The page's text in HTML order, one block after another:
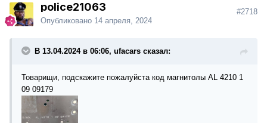
police21063
Опубликовано 14 апреля, 2024
#2718
В 13.04.2024 в 06:06, ufacars сказал:
Товарищи, подскажите пожалуйста код магнитолы AL 4210 1
09 09179